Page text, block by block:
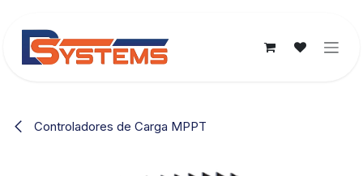
Controladores de Carga MPPT